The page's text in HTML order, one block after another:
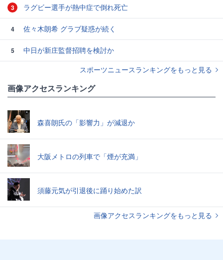
3 ラグビー選手が熱中症で倒れ死亡
4 佐々木朗希 グラブ疑惑が続く
5
中日が新庄監督招聘を検討か
スポーツニュースランキングをもっと見る
画像アクセスランキング
森喜朗氏の「影響力」が減退か
大阪メトロの列車で「煙が充満」
須藤元気が引退後に踊り始めた訳
画像アクセスランキングをもっと見る